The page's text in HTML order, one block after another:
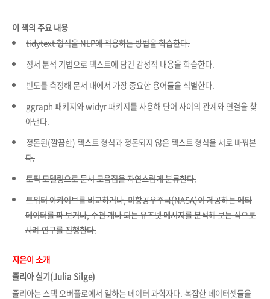
이 책의 주요 내용
tidytext 형식을 NLP에 적용하는 방법을 학습한다.
정서 분석 기법으로 텍스트에 담긴 감성적 내용을 학습한다.
빈도를 측정해 문서 내에서 가장 중요한 용어들을 식별한다.
ggraph 패키지와 widyr 패키지를 사용해 단어 사이의 관계와 연결을 찾
아낸다.
정돈된(깔끔한) 텍스트 형식과 정돈되지 않은 텍스트 형식을 서로 바꿔본
다.
토픽 모델링으로 문서 모음집을 자연스럽게 분류한다.
트위터 아카이브를 비교하거나, 미항공우주국(NASA)이 제공하는 메타
데이터를 파 보거나,수천 개나 되는 유즈넷 메시지를 분석해 보는 식으로
사례 연구를 진행한다.
지은이 소개
줄리아 실기(Julia Silge)
줄리아는 스택 오버플로에서 일하는 데이터 과학자다. 복잡한 데이터셋들을